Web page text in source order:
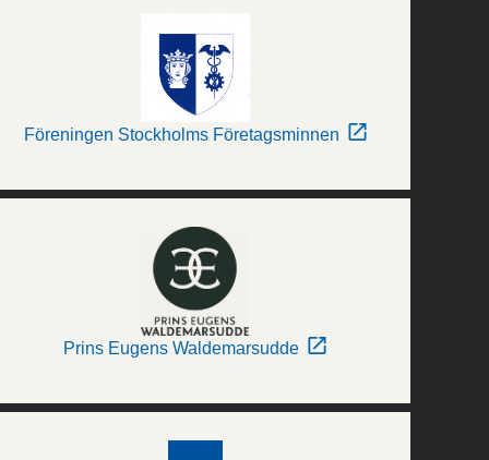
Föreningen Stockholms Företagsminnen
Prins Eugens Waldemarsudde